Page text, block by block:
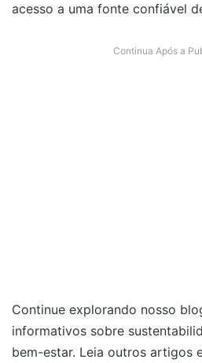
acesso a uma fonte confiável
Continua Após a
Continue explorando nosso
informativos sobre
bem-estar. Leia outros artigos